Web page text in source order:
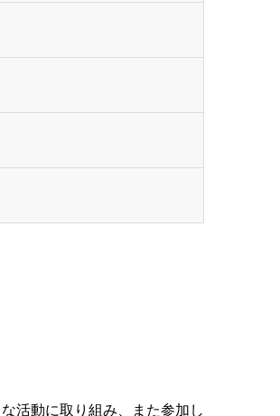
活動に取り組み、また参加し